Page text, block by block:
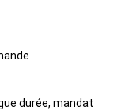
durée, mandat